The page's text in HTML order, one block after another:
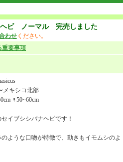
ヘビ ノーマル 完売しました
わせ ください。
重要事項
メキシコ北部
♀50~60cm
イブシシバナヘビです！
ような口吻が特徴で、動きもイモムシのよ